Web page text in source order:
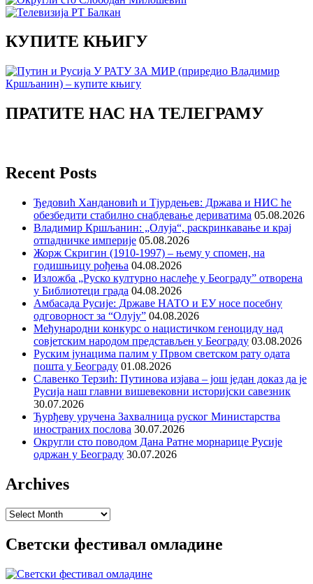
КУПИТЕ КЊИГУ
ПРАТИТЕ НАС НА ТЕЛЕГРАМУ
Recent Posts
Ђедовић Хандановић и Тјурдењев: Држава и НИС ће
обезбедити стабилно снабдевање дериватима 05.08.2026
Владимир Кршљанин: „Олуја“, раскринкавање и крај
отпадничке империје 05.08.2026
Жорж Скригин (1910-1997) – њему у спомен, на
годишњицу рођења 04.08.2026
Изложба „Руско културно наслеђе у Београду” отворена
у Библиотеци града 04.08.2026
Амбасада Русије: Државе НАТО и ЕУ носе посебну
одговорност за “Олују” 04.08.2026
Међународни конкурс о нацистичком геноциду над
совјетским народом представљен у Београду 03.08.2026
Руским јунацима палим у Првом светском рату одата
пошта у Београду 01.08.2026
Славенко Терзић: Путинова изјава – још један доказ да је
Русија наш главни вишевековни историјски савезник
30.07.2026
Ђурђеву уручена Захвалница руског Министарства
иностраних послова 30.07.2026
Округли сто поводом Дана Ратне морнарице Русије
одржан у Београду 30.07.2026
Archives
Archives
Светски фестивал омладине